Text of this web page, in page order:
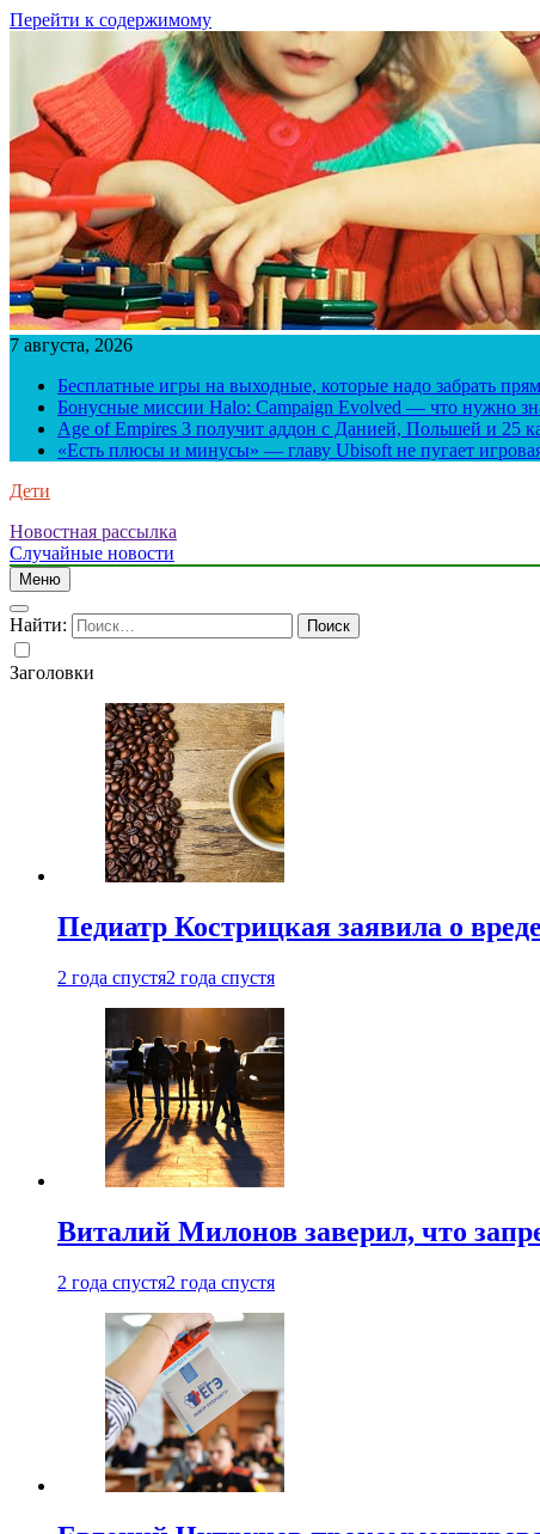
Перейти к содержимому
7 августа, 2026
Бесплатные игры на выходные, которые надо забрать
Бонусные миссии Halo: Campaign Evolved — что нужно
Age of Empires 3 получит аддон с Данией, Польшей и 25
«Есть плюсы и минусы» — главу Ubisoft не пугает
Дети
Новостная рассылка
Случайные новости
Меню
Найти:
Заголовки
Педиатр Кострицкая заявила о
2 года спустя2 года спустя
Виталий Милонов заверил, что
2 года спустя2 года спустя